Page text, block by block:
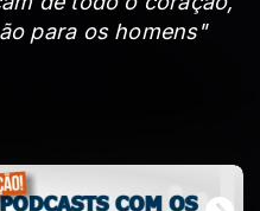
para os homens"